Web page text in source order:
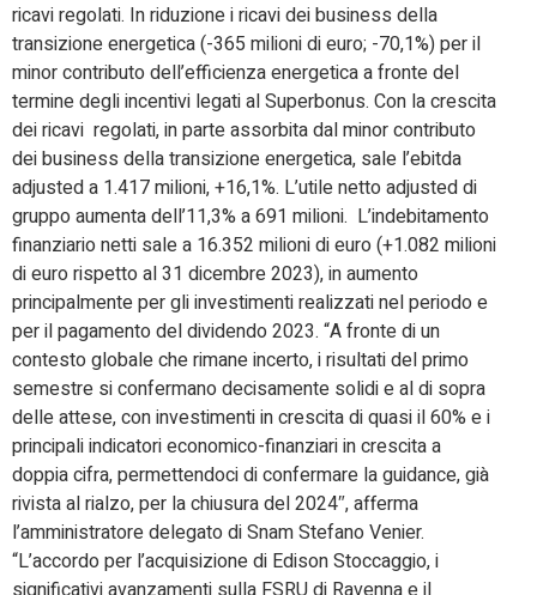
ricavi regolati. In riduzione i ricavi dei business della
transizione energetica (-365 milioni di euro; -70,1%) per il
minor contributo dell’efficienza energetica a fronte del
termine degli incentivi legati al Superbonus. Con la crescita
dei ricavi regolati, in parte assorbita dal minor contributo
dei business della transizione energetica, sale l’ebitda
adjusted a 1.417 milioni, +16,1%. L’utile netto adjusted di
gruppo aumenta dell’11,3% a 691 milioni. L’indebitamento
finanziario netti sale a 16.352 milioni di euro (+1.082 milioni
di euro rispetto al 31 dicembre 2023), in aumento
principalmente per gli investimenti realizzati nel periodo e
per il pagamento del dividendo 2023. “A fronte di un
contesto globale che rimane incerto, i risultati del primo
semestre si confermano decisamente solidi e al di sopra
delle attese, con investimenti in crescita di quasi il 60% e i
principali indicatori economico-finanziari in crescita a
doppia cifra, permettendoci di confermare la guidance, già
rivista al rialzo, per la chiusura del 2024″, afferma
l’amministratore delegato di Snam Stefano Venier.
“L’accordo per l’acquisizione di Edison Stoccaggio, i